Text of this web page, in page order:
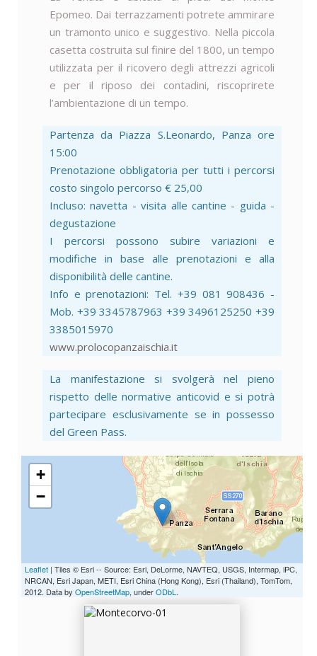
Epomeo. Dai terrazzamenti potrete ammirare
un tramonto unico e suggestivo. Nella piccola
casetta costruita sul finire del 1800, un tempo
utilizzata per il ricovero degli attrezzi agricoli
e per il riposo dei contadini, riscoprirete
l’ambientazione di un tempo.
Partenza da Piazza S.Leonardo, Panza ore
15:00
Prenotazione obbligatoria per tutti i percorsi
costo singolo percorso € 25,00
Incluso: navetta - visita alle cantine - guida -
degustazione
I percorsi possono subire variazioni e
modifiche in base alle prenotazioni e alla
disponibilità delle cantine.
Info e prenotazioni: Tel. +39 081 908436 -
Mob. +39 3345787963 +39 3496125250 +39
3385015970
www.prolocopanzaischia.it
La manifestazione si svolgerà nel pieno
rispetto delle normative anticovid e si potrà
partecipare esclusivamente se in possesso
del Green Pass.
+
−
Leaflet | Tiles © Esri -- Source: Esri, DeLorme, NAVTEQ, USGS, Intermap, iPC,
NRCAN, Esri Japan, METI, Esri China (Hong Kong), Esri (Thailand), TomTom,
2012. Data by OpenStreetMap, underODbL.
MONTECORVO-01